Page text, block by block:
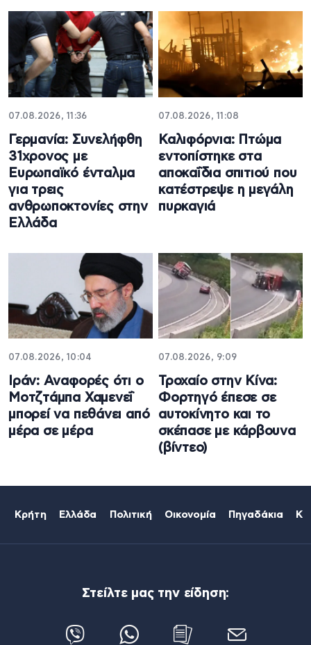
07.08.2026, 11:36
Γερμανία: Συνελήφθη
31χρονος με
Ευρωπαϊκό ένταλμα
για τρεις
ανθρωποκτονίες στην
Ελλάδα
07.08.2026, 11:08
Καλιφόρνια: Πτώμα
εντοπίστηκε στα
αποκαΐδια σπιτιού που
κατέστρεψε η μεγάλη
πυρκαγιά
07.08.2026, 10:04
Ιράν: Αναφορές ότι ο
Μοτζτάμπα Χαμενεΐ
μπορεί να πεθάνει από
μέρα σε μέρα
07.08.2026, 9:09
Τροχαίο στην Κίνα:
Φορτηγό έπεσε σε
αυτοκίνητο και το
σκέπασε με κάρβουνα
(βίντεο)
Κρήτη Ελλάδα Πολιτική Οικονομία Πηγαδάκια
Στείλτε μας την είδηση: